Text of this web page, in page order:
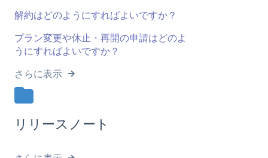
解約はどのようにすればよいですか？
プラン変更や休止・再開の申請はどのよ
うにすればよいですか？
さらに表示
リリースノート